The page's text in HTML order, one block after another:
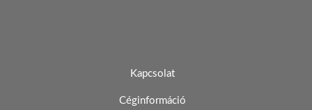
Kapcsolat
Céginformáció